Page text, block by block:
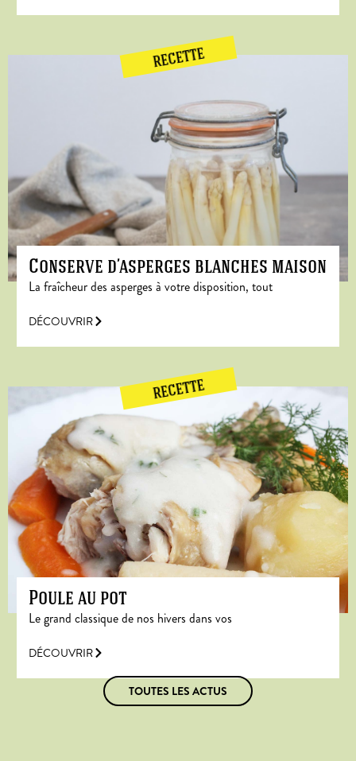
RECETTE
Conserve d’asperges blanches maison
La fraîcheur des asperges à votre disposition, tout
DÉCOUVRIR
RECETTE
Poule au pot
Le grand classique de nos hivers dans vos
DÉCOUVRIR
TOUTES LES ACTUS